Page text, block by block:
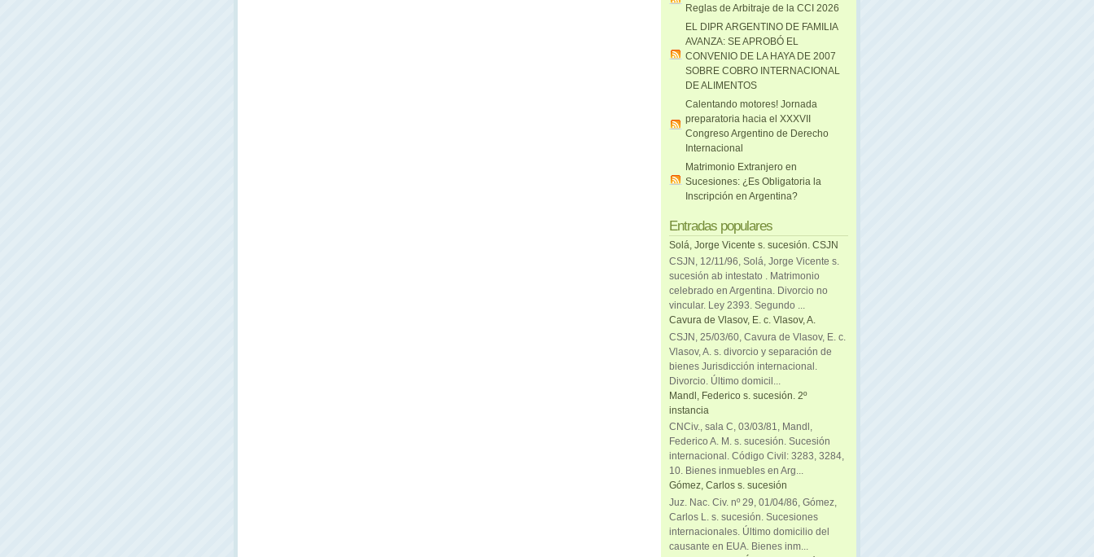
Reglas de Arbitraje de la CCI 2026
EL DIPR ARGENTINO DE FAMILIA
AVANZA: SE APROBÓ EL
CONVENIO DE LA HAYA DE 2007
SOBRE COBRO INTERNACIONAL
DE ALIMENTOS
Calentando motores! Jornada
preparatoria hacia el XXXVII
Congreso Argentino de Derecho
Internacional
Matrimonio Extranjero en
Sucesiones: ¿Es Obligatoria la
Inscripción en Argentina?
Entradas populares
Solá, Jorge Vicente s. sucesión. CSJN
CSJN, 12/11/96, Solá, Jorge Vicente s.
sucesión ab intestato . Matrimonio
celebrado en Argentina. Divorcio no
vincular. Ley 2393. Segundo ...
Cavura de Vlasov, E. c. Vlasov, A.
CSJN, 25/03/60, Cavura de Vlasov, E. c.
Vlasov, A. s. divorcio y separación de
bienes Jurisdicción internacional.
Divorcio. Último domicil...
Mandl, Federico s. sucesión. 2º
instancia
CNCiv., sala C, 03/03/81, Mandl,
Federico A. M. s. sucesión. Sucesión
internacional. Código Civil: 3283, 3284,
10. Bienes inmuebles en Arg...
Gómez, Carlos s. sucesión
Juz. Nac. Civ. nº 29, 01/04/86, Gómez,
Carlos L. s. sucesión. Sucesiones
internacionales. Último domicilio del
causante en EUA. Bienes inm...